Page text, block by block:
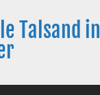
Talsand in